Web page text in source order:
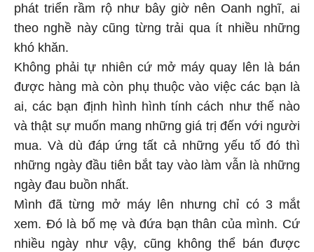
phát triển rầm rộ như bây giờ nên Oanh nghĩ, ai
theo nghề này cũng từng trải qua ít nhiều những
khó khăn.
Không phải tự nhiên cứ mở máy quay lên là bán
được hàng mà còn phụ thuộc vào việc các bạn là
ai, các bạn định hình hình tính cách như thế nào
và thật sự muốn mang những giá trị đến với người
mua. Và dù đáp ứng tất cả những yếu tố đó thì
những ngày đầu tiên bắt tay vào làm vẫn là những
ngày đau buồn nhất.
Mình đã từng mở máy lên nhưng chỉ có 3 mắt
xem. Đó là bố mẹ và đứa bạn thân của mình. Cứ
nhiều ngày như vậy, cũng không thể bán được